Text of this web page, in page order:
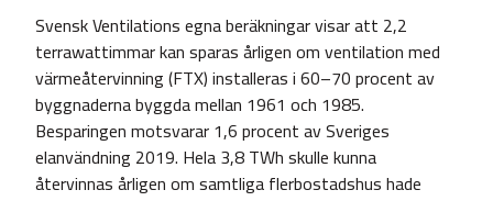
Svensk Ventilations egna beräkningar visar att 2,2
terrawattimmar kan sparas årligen om ventilation med
värmeåtervinning (FTX) installeras i 60–70 procent av
byggnaderna byggda mellan 1961 och 1985.
Besparingen motsvarar 1,6 procent av Sveriges
elanvändning 2019. Hela 3,8 TWh skulle kunna
återvinnas årligen om samtliga flerbostadshus hade